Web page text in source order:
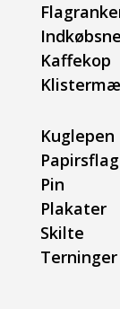
Kaffekop
Kuglepen
Papirsflag
Pin
Plakater
Skilte
Terninger